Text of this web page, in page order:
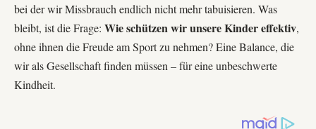
bei der wir Missbrauch endlich nicht mehr tabuisieren. Was
bleibt, ist die Frage: Wie schützen wir unsere Kinder effektiv,
ohne ihnen die Freude am Sport zu nehmen? Eine Balance, die
wir als Gesellschaft finden müssen – für eine unbeschwerte
Kindheit.